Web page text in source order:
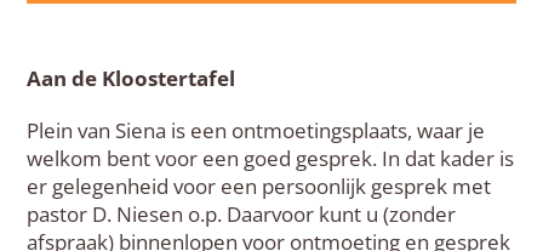
Aan de Kloostertafel
Plein van Siena is een ontmoetingsplaats, waar je
welkom bent voor een goed gesprek. In dat kader is
er gelegenheid voor een persoonlijk gesprek met
pastor D. Niesen o.p. Daarvoor kunt u (zonder
afspraak) binnenlopen voor ontmoeting en gesprek